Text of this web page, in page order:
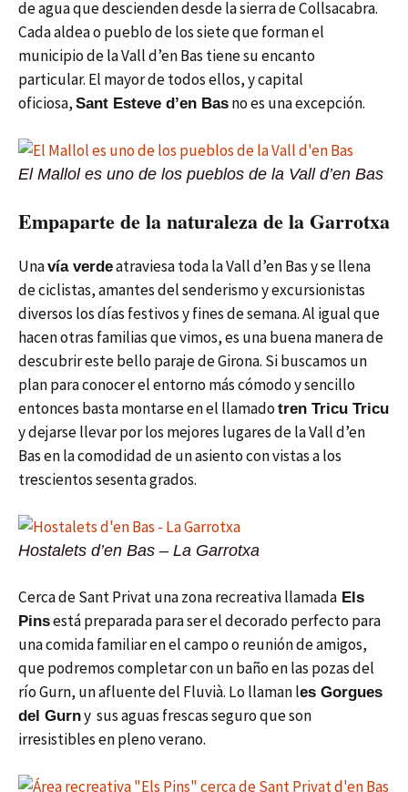
de agua que descienden desde la sierra de Collsacabra.
Cada aldea o pueblo de los siete que forman el
municipio de la Vall d’en Bas tiene su encanto
particular. El mayor de todos ellos, y capital
oficiosa,Sant Esteve d’en Bas no es una excepción.
El Mallol es uno de los pueblos de la Vall d’en Bas
Empaparte de la naturaleza de la Garrotxa
Unavía verdeatraviesa toda la Vall d’en Bas y se llena
de ciclistas, amantes del senderismo y excursionistas
diversos los días festivos y fines de semana. Al igual que
hacen otras familias que vimos, es una buena manera de
descubrir este bello paraje de Girona. Si buscamos un
plan para conocer el entorno más cómodo y sencillo
entonces basta montarse en el llamadotren Tricu Tricu
y dejarse llevar por los mejores lugares de la Vall d’en
Bas en la comodidad de un asiento con vistas a los
trescientos sesenta grados.
Hostalets d’en Bas – La Garrotxa
Cerca de Sant Privat una zona recreativa llamada Els
Pinsestá preparada para ser el decorado perfecto para
una comida familiar en el campo o reunión de amigos,
que podremos completar con un baño en las pozas del
río Gurn, un afluente del Fluvià. Lo llaman les Gorgues
del Gurny sus aguas frescas seguro que son
irresistibles en pleno verano.